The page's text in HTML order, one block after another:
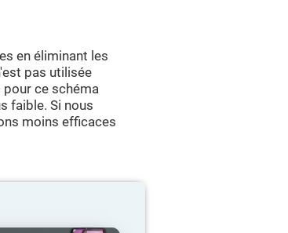
en éliminant les
pas utilisée
ce schéma
faible. Si nous
moins efficaces